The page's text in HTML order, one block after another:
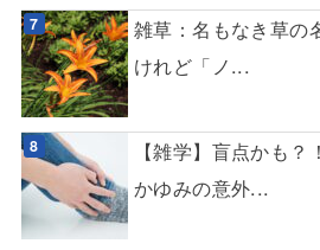
雑草：名もなき草の
けれど「ノ...
【雑学】盲点かも
かゆみの意外...